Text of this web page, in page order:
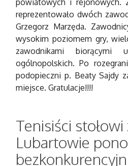
powiatowych i rejonowych.
reprezentowało dwóch
Grzegorz Marzęda.
wysokim poziomem gry,
zawodnikami biorącymi
ogólnopolskich. Po
podopieczni p. Beaty Sajdy
miejsce. Gratulacje!!!!
Tenisiści
Lubartowie